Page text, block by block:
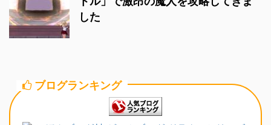
した
ブログランキング